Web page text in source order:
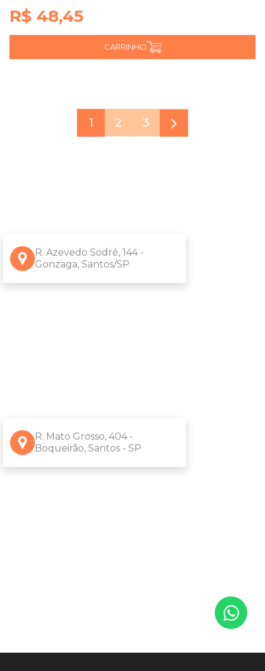
R$ 48,45
CARRINHO
1 2 3
R. Azevedo Sodré, 144 -
Gonzaga, Santos/SP
R. Mato Grosso, 404 -
Boqueirão, Santos - SP